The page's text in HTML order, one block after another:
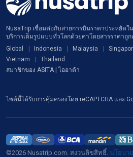
NusaTrip เชื่อมต่อกับสายการบินราคาประหยัดใ
บริการเต็มรูปแบบทั่วโลกด้วยค่าโดยสารราคาถู
Global
Indonesia Malaysia
Vietnam
Thailand
สมาชิกของ ASITA | ไออาต้า
ไซต์นี้ได้รับการคุ้มครองโดย reCAPTCHA และ
©2026 Nusatrip.com. สงวนลิขสิทธิ์. นโยบา